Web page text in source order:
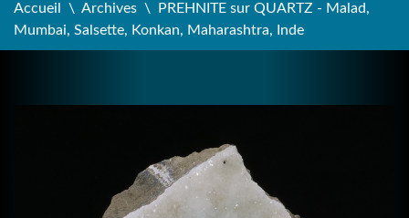
Accueil Archives
PREHNITE sur QUARTZ - Malad,
Mumbai, Salsette, Konkan, Maharashtra, Inde